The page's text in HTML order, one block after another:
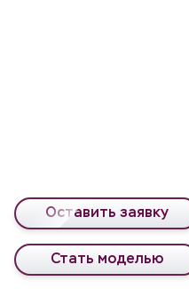
Оставить заявку
Стать моделью